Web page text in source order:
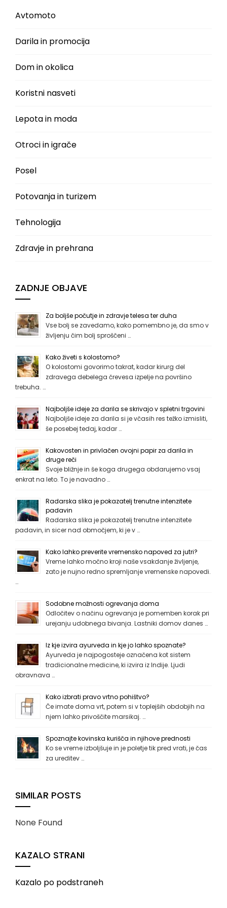
Avtomoto
Darila in promocija
Dom in okolica
Koristni nasveti
Lepota in moda
Otroci in igrače
Posel
Potovanja in turizem
Tehnologija
Zdravje in prehrana
ZADNJE OBJAVE
Za boljše počutje in zdravje telesa ter duha
Vse bolj se zavedamo, kako pomembno je, da smo v
življenju čim bolj sproščeni …
Kako živeti s kolostomo?
O kolostomi govorimo takrat, kadar kirurg del
zdravega debelega črevesa izpelje na površino
trebuha. …
Najboljše ideje za darila se skrivajo v spletni trgovini
Najboljše ideje za darila si je včasih res težko izmisliti,
še posebej tedaj, kadar …
Kakovosten in privlačen ovojni papir za darila in
druge reči
Svoje bližnje in še koga drugega obdarujemo vsaj
enkrat na leto. To je navadno …
Radarska slika je pokazatelj trenutne intenzitete
padavin
Radarska slika je pokazatelj trenutne intenzitete
padavin, in sicer nad območjem, ki je v …
Kako lahko preverite vremensko napoved za jutri?
Vreme lahko močno kroji naše vsakdanje življenje,
zato je nujno redno spremljanje vremenske napovedi.
…
Sodobne možnosti ogrevanja doma
Odločitev o načinu ogrevanja je pomemben korak pri
urejanju udobnega bivanja. Lastniki domov danes …
Iz kje izvira ayurveda in kje jo lahko spoznate?
Ayurveda je najpogosteje označena kot sistem
tradicionalne medicine, ki izvira iz Indije. Ljudi
obravnava …
Kako izbrati pravo vrtno pohištvo?
Če imate doma vrt, potem si v toplejših obdobjih na
njem lahko privoščite marsikaj. …
Spoznajte kovinska kurišča in njihove prednosti
Ko se vreme izboljšuje in je poletje tik pred vrati, je čas
za ureditev …
SIMILAR POSTS
None Found
KAZALO STRANI
Kazalo po podstraneh